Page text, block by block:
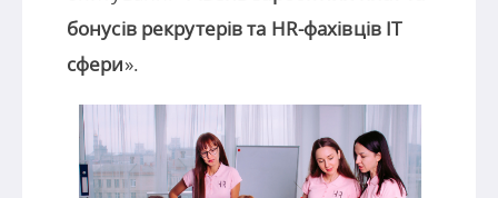
бонусів рекрутерів та HR-фахівців IT
сфери».